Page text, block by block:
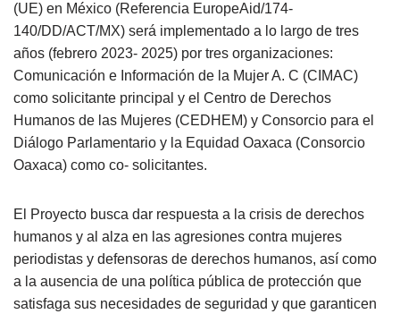
(UE) en México (Referencia EuropeAid/174-
140/DD/ACT/MX) será implementado a lo largo de tres
años (febrero 2023- 2025) por tres organizaciones:
Comunicación e Información de la Mujer A. C (CIMAC)
como solicitante principal y el Centro de Derechos
Humanos de las Mujeres (CEDHEM) y Consorcio para el
Diálogo Parlamentario y la Equidad Oaxaca (Consorcio
Oaxaca) como co- solicitantes.
El Proyecto busca dar respuesta a la crisis de derechos
humanos y al alza en las agresiones contra mujeres
periodistas y defensoras de derechos humanos, así como
a la ausencia de una política pública de protección que
satisfaga sus necesidades de seguridad y que garanticen